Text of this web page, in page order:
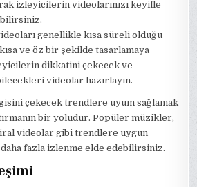
izleyicilerin videolarınızı keyifle
genellikle kısa süreli olduğu
ve öz bir şekilde tasarlamaya
dikkatini çekecek ve
videolar hazırlayın.
çekecek trendlere uyum sağlamak
bir yoludur. Popüler müzikler,
videolar gibi trendlere uygun
fazla izlenme elde edebilirsiniz.